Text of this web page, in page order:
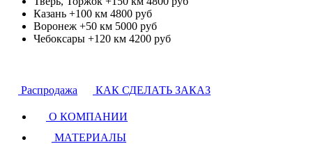
Казань +100 км 4800 руб
Воронеж +50 км 5000 руб
Чебоксары +120 км 4200 руб
Распродажа КАК СДЕЛАТЬ ЗАКАЗ
О КОМПАНИИ
МАТЕРИАЛЫ